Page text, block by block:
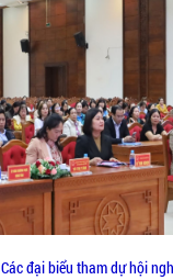
Các đại biểu tham dự hội